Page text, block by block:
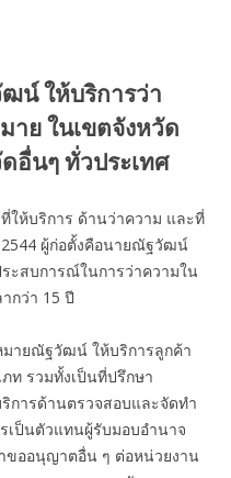
น์ ให้บริการว่า
ย ในเขตจังหวัด
อื่นๆ ทั่วประเทศ
ให้บริการ ด้านว่าความ และที่
ผู้ก่อตั้งคือนายณัฐวัฒน์
ะสบการณ์ในการว่าความใน
กว่า 15 ปี
มายณัฐวัฒน์ ให้บริการลูกค้า
ท รวมทั้งเป็นที่ปรึกษา
การด้านตรวจสอบและจัดทำ
ป็นตัวแทนผู้รับมอบอำนาจ
ขออนุญาตอื่น ๆ ต่อหน่วยงาน